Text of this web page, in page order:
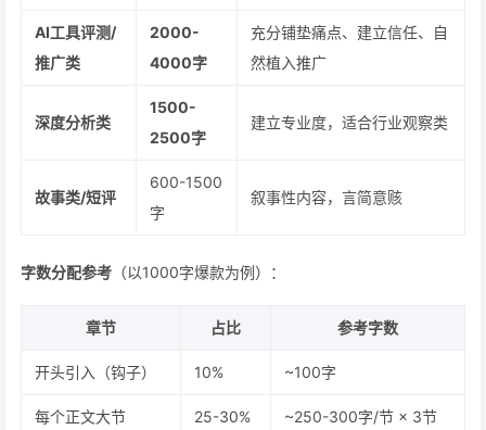
AI工具评测/
推广类
2000-
4000字
充分铺垫痛点、建立信任、自
然植入推广
深度分析类
1500-
2500字
建立专业度，适合行业观察类
故事类/短评
600-1500
字
叙事性内容，言简意赅
字数分配参考 （以1000字爆款为例）：
章节 占比 参考字数
开头引入（钩子） 10% ~100字
每个正文大节 25-30% ~250-300字/节 × 3节